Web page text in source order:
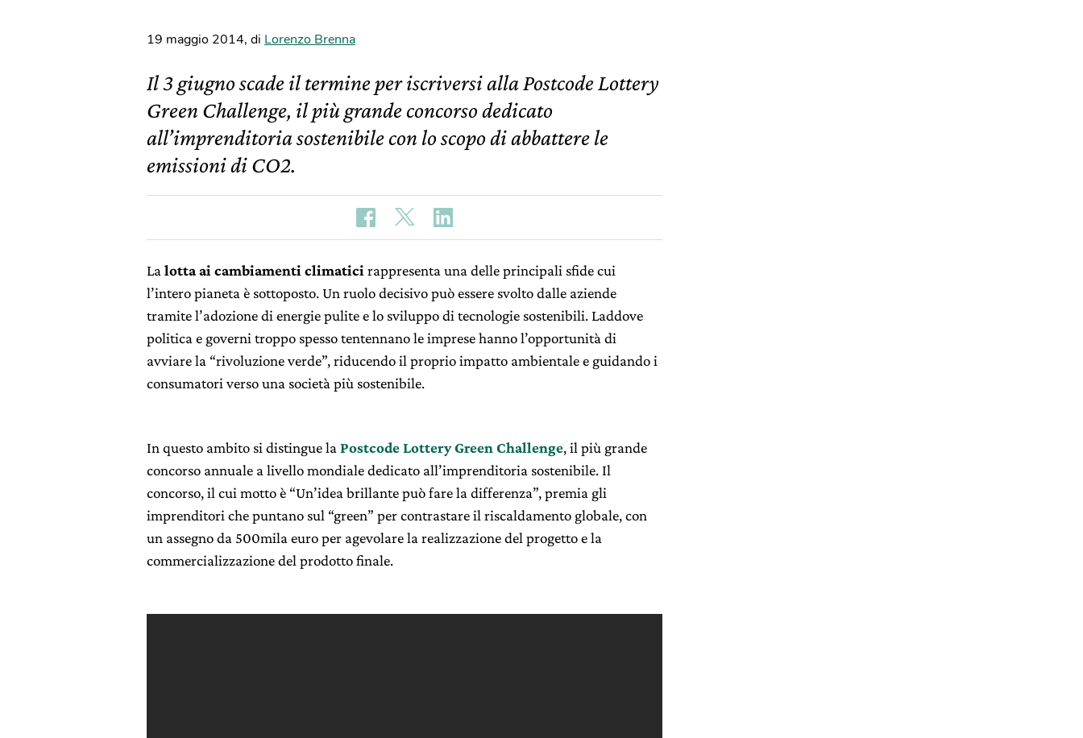
19 maggio 2014, di Lorenzo Brenna
Il 3 giugno scade il termine per iscriversi alla Postcode Lottery
Green Challenge, il più grande concorso dedicato
all’imprenditoria sostenibile con lo scopo di abbattere le
emissioni di CO2.
La lotta ai cambiamenti climatici rappresenta una delle principali sfide cui
l’intero pianeta è sottoposto. Un ruolo decisivo può essere svolto dalle aziende
tramite l’adozione di energie pulite e lo sviluppo di tecnologie sostenibili. Laddove
politica e governi troppo spesso tentennano le imprese hanno l’opportunità di
avviare la “rivoluzione verde”, riducendo il proprio impatto ambientale e guidando i
consumatori verso una società più sostenibile.
In questo ambito si distingue la Postcode Lottery Green Challenge, il più grande
concorso annuale a livello mondiale dedicato all’imprenditoria sostenibile. Il
concorso, il cui motto è “Un’idea brillante può fare la differenza”, premia gli
imprenditori che puntano sul “green” per contrastare il riscaldamento globale, con
un assegno da 500mila euro per agevolare la realizzazione del progetto e la
commercializzazione del prodotto finale.